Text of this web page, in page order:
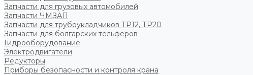
Запчасти для грузовых автомобилей
Запчасти ЧМЗАП
Запчасти для трубоукладчиков ТР12, ТР20
Запчасти для болгарских тельферов
Гидрооборудование
Электродвигатели
Редукторы
Приборы безопасности и контроля крана